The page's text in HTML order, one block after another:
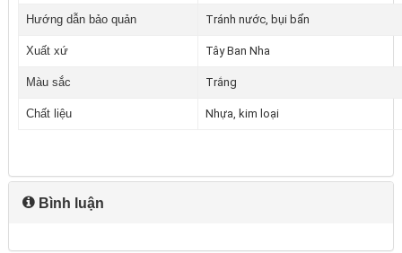
Hướng dẫn bảo quản Tránh nước, bụi bẩn
Xuất xứ Tây Ban Nha
Màu sắc Trắng
Chất liệu Nhựa, kim loại
Bình luận